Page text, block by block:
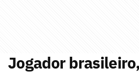
Jogador